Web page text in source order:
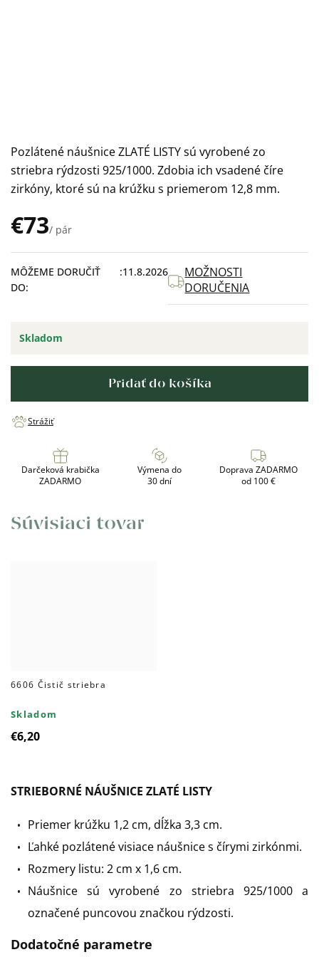
€73/ pár
Jednotková
cena:
Skladom
MÔŽEME DORUČIŤ
DO:
11.8.2026
MOŽNOSTI
DORUČENIA
Pridať do košíka
Pozlátené náušnice ZLATÉ LISTY sú vyrobené zo
striebra rýdzosti 925/1000. Zdobia ich vsadené číre
zirkóny, ktoré sú na krúžku s priemerom 12,8 mm.
Strážiť
Darčeková krabička
ZADARMO
Výmena do
30 dní
Doprava ZADARMO
od 100 €
Súvisiaci tovar
6606 Čistič striebra
Skladom
€6,20
STRIEBORNÉ NÁUŠNICE ZLATÉ LISTY
Priemer krúžku 1,2 cm, dĺžka 3,3 cm.
Ľahké pozlátené visiace náušnice s čírymi zirkónmi.
Rozmery listu: 2 cm x 1,6 cm.
Náušnice sú vyrobené zo striebra 925/1000 a
označené puncovou značkou rýdzosti.
Dodatočné parametre